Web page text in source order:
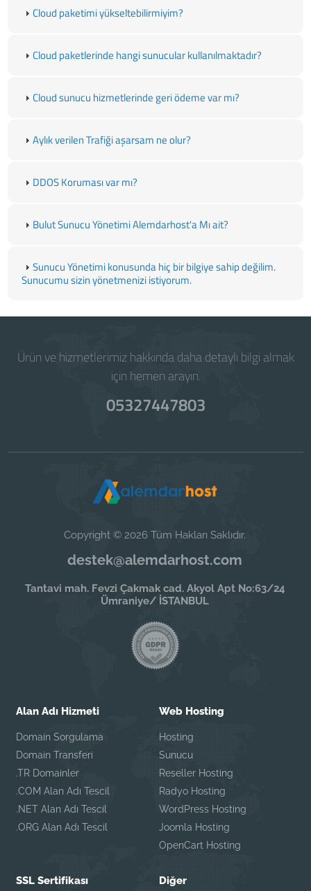
Cloud paketimi yükseltebilirmiyim?
Cloud paketlerinde hangi sunucular kullanılmaktadır?
Cloud sunucu hizmetlerinde geri ödeme var mı?
Aylık verilen Trafiği aşarsam ne olur?
DDOS Koruması var mı?
Bulut Sunucu Yönetimi Alemdarhost'a Mı ait?
Sunucu Yönetimi konusunda hiç bir bilgiye sahip değilim.
Sunucumu sizin yönetmenizi istiyorum.
Ürün ve hizmetlerimiz hakkında daha detaylı bilgi almak
için hemen arayın.
05327447803
Copyright © 2026 Tüm Hakları Saklıdır.
destek@alemdarhost.com
Tantavi mah. Fevzi Çakmak cad. Akyol Apt No:63/24
Ümraniye/ İSTANBUL
Alan Adı Hizmeti
Domain Sorgulama
Domain Transferi
.TR Domainler
.COM Alan Adı Tescil
.NET Alan Adı Tescil
.ORG Alan Adı Tescil
Web Hosting
Hosting
Sunucu
Reseller Hosting
Radyo Hosting
WordPress Hosting
Joomla Hosting
OpenCart Hosting
SSL Sertifikası Diğer